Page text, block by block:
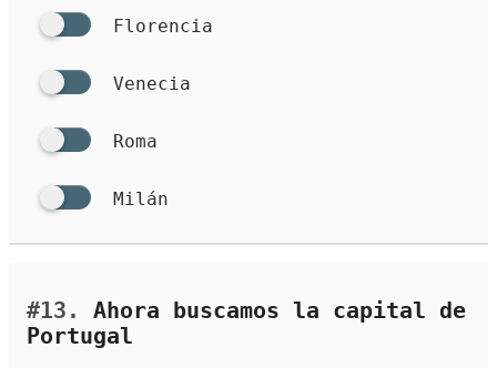
Florencia
Venecia
Roma
Milán
#13.
Ahora buscamos la capital de
Portugal